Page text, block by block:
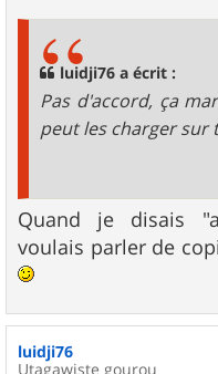
luidji76 a écrit :
Pas d'accord, ça
peut les charger sur
Quand je disais
voulais parler de
luidji76
Utagawiste gourou